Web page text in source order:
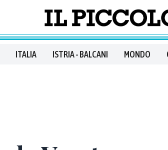
ITALIA ISTRIA - BALCANI MONDO